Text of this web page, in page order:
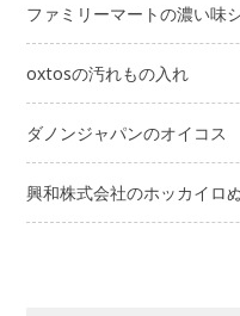
ファミリーマートの濃い味
oxtosの汚れもの入れ
ダノンジャパンのオイコス
興和株式会社のホッカイロ